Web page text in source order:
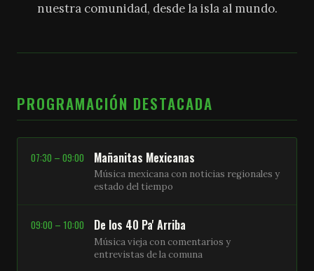
nuestra comunidad, desde la isla al mundo.
PROGRAMACIÓN DESTACADA
07:30 – 09:00 Mañanitas Mexicanas
Música mexicana con noticias regionales y
estado del tiempo
09:00 – 10:00 De los 40 Pa' Arriba
Música vieja con comentarios y
entrevistas de la comuna